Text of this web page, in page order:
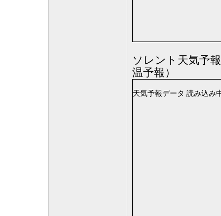
ソレント天気予
温予報）
天気予報データ 読み込み